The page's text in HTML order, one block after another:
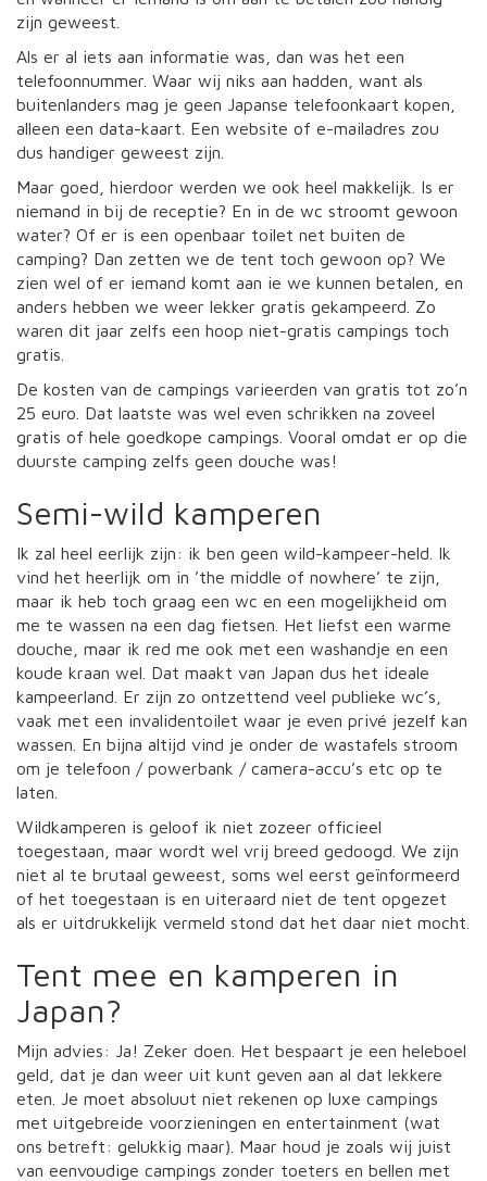
zijn geweest.
Als er al iets aan informatie was, dan was het een
telefoonnummer. Waar wij niks aan hadden, want als
buitenlanders mag je geen Japanse telefoonkaart kopen,
alleen een data-kaart. Een website of e-mailadres zou
dus handiger geweest zijn.
Maar goed, hierdoor werden we ook heel makkelijk. Is er
niemand in bij de receptie? En in de wc stroomt gewoon
water? Of er is een openbaar toilet net buiten de
camping? Dan zetten we de tent toch gewoon op? We
zien wel of er iemand komt aan ie we kunnen betalen, en
anders hebben we weer lekker gratis gekampeerd. Zo
waren dit jaar zelfs een hoop niet-gratis campings toch
gratis.
De kosten van de campings varieerden van gratis tot zo’n
25 euro. Dat laatste was wel even schrikken na zoveel
gratis of hele goedkope campings. Vooral omdat er op die
duurste camping zelfs geen douche was!
Semi-wild kamperen
Ik zal heel eerlijk zijn: ik ben geen wild-kampeer-held. Ik
vind het heerlijk om in ’the middle of nowhere’ te zijn,
maar ik heb toch graag een wc en een mogelijkheid om
me te wassen na een dag fietsen. Het liefst een warme
douche, maar ik red me ook met een washandje en een
koude kraan wel. Dat maakt van Japan dus het ideale
kampeerland. Er zijn zo ontzettend veel publieke wc’s,
vaak met een invalidentoilet waar je even privé jezelf kan
wassen. En bijna altijd vind je onder de wastafels stroom
om je telefoon / powerbank / camera-accu’s etc op te
laten.
Wildkamperen is geloof ik niet zozeer officieel
toegestaan, maar wordt wel vrij breed gedoogd. We zijn
niet al te brutaal geweest, soms wel eerst geïnformeerd
of het toegestaan is en uiteraard niet de tent opgezet
als er uitdrukkelijk vermeld stond dat het daar niet mocht.
Tent mee en kamperen in
Japan?
Mijn advies: Ja! Zeker doen. Het bespaart je een heleboel
geld, dat je dan weer uit kunt geven aan al dat lekkere
eten. Je moet absoluut niet rekenen op luxe campings
met uitgebreide voorzieningen en entertainment (wat
ons betreft: gelukkig maar). Maar houd je zoals wij juist
van eenvoudige campings zonder toeters en bellen met